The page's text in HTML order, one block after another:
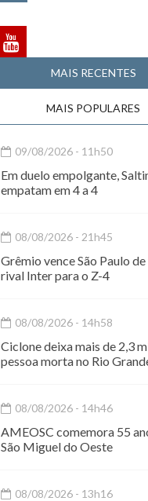
MAIS RECENTES
MAIS POPULARES
09/08/2026 - 11h50
Em duelo empolgante,
empatam em 4 a 4
08/08/2026 - 21h45
Grêmio vence São Paulo
rival Inter para o Z-4
08/08/2026 - 14h58
Ciclone deixa mais de 2,3
pessoa morta no Rio
08/08/2026 - 14h46
AMEOSC comemora 55
São Miguel do Oeste
08/08/2026 - 13h16